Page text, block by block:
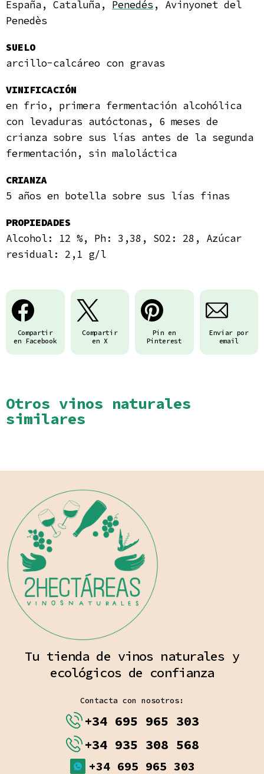
España, Cataluña, Penedés , Avinyonet del
Penedès
SUELO
arcillo-calcáreo con gravas
VINIFICACIÓN
en frio, primera fermentación alcohólica
con levaduras autóctonas, 6 meses de
crianza sobre sus lías antes de la segunda
fermentación, sin maloláctica
CRIANZA
5 años en botella sobre sus lías finas
PROPIEDADES
Alcohol: 12 %, Ph: 3,38, SO2: 28, Azúcar
residual: 2,1 g/l
Compartir
en Facebook
Compartir
en X
Pin en
Pinterest
Enviar por
email
Otros vinos naturales
similares
Tu tienda de vinos naturales y
ecológicos de confianza
Contacta con nosotros:
+34 695 965 303
+34 935 308 568
+34 695 965 303